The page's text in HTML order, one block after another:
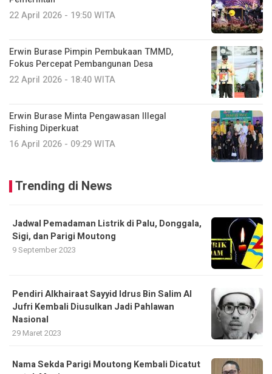
22 April 2026 - 19:50 WITA
Erwin Burase Pimpin Pembukaan TMMD,
Fokus Percepat Pembangunan Desa
22 April 2026 - 18:40 WITA
Erwin Burase Minta Pengawasan Illegal
Fishing Diperkuat
16 April 2026 - 09:29 WITA
Trending di News
Jadwal Pemadaman Listrik di Palu, Donggala,
Sigi, dan Parigi Moutong
9 September 2023
Pendiri Alkhairaat Sayyid Idrus Bin Salim Al
Jufri Kembali Diusulkan Jadi Pahlawan
Nasional
29 Maret 2023
Nama Sekda Parigi Moutong Kembali Dicatut